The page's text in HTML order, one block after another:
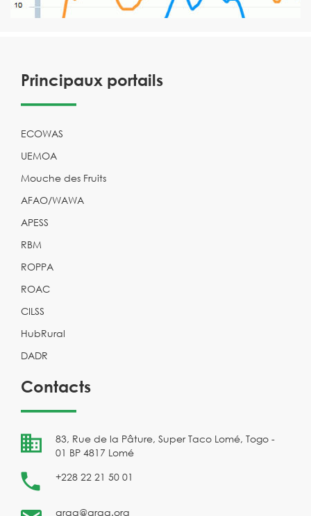
Principaux portails
ECOWAS
UEMOA
Mouche des Fruits
AFAO/WAWA
APESS
RBM
ROPPA
ROAC
CILSS
HubRural
DADR
Contacts
83, Rue de la Pâture, Super Taco Lomé, Togo -
01 BP 4817 Lomé
+228 22 21 50 01
araa@araa.org